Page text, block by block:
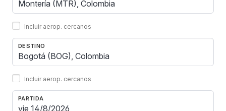
Incluir aerop. cercanos
DESTINO
Incluir aerop. cercanos
PARTIDA